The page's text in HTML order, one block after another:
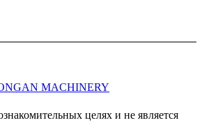
MACHINERY
целях и не является